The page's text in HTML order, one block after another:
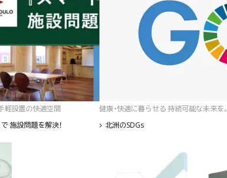
軽設置の快適空間
施設問題を解決！
健康・快適に暮らせる 持続可能な未来を。
北洲のSDGs